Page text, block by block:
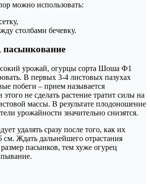
можно использовать:
столбами бечевку.
урожай, огурцы сорта Шоша Ф1
В первых 3-4 листовых пазухах
побеги – прием называется
не сделать растение тратит силы на
массы. В результате плодоношение
урожайности значительно снизятся.
удалять сразу после того, как их
см. Ждать дальнейшего отрастания
пасынков, тем хуже огурец